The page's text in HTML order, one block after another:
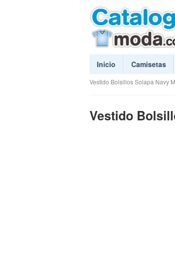
Inicio Camisetas
Vestido Bolsillos Solapa Navy
Vestido